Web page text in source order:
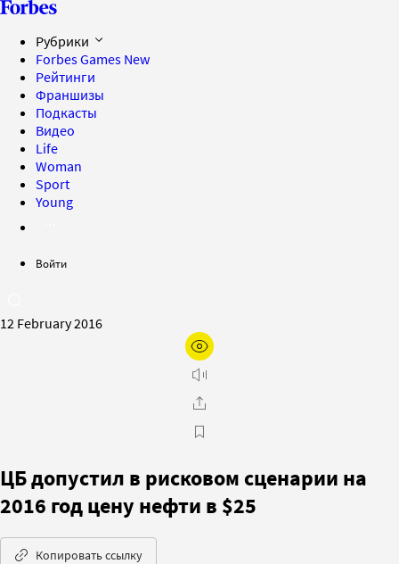
Рубрики
Forbes Games New
Рейтинги
Франшизы
Подкасты
Видео
Life
Woman
Sport
Young
Войти
12 February 2016
ЦБ допустил в рисковом сценарии на
2016 год цену нефти в $25
Копировать ссылку